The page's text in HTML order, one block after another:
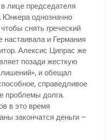
лице председателя
однозначно
снять греческий
настаивала и Германия
Алексис Ципрас же
позади жесткую
и обещал
справедливое
проблемы долга.
в это время
закончатся деньги –